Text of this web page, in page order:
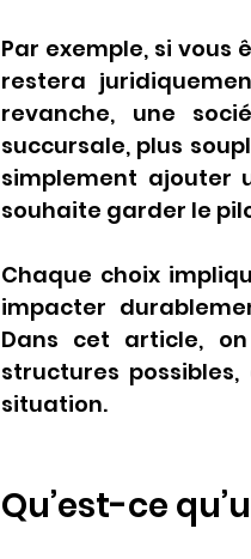
Par exemple, si vous
restera
revanche, une
succursale, plus
simplement ajouter
souhaite garder le
Chaque choix
impacter
Dans cet article,
structures
situation.
Qu’est-ce